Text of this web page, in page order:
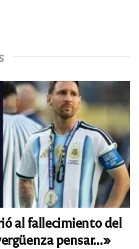
al fallecimiento del
pensar…»